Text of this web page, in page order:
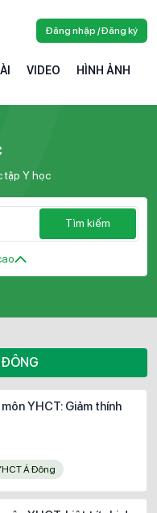
VIDEO HÌNH ẢNH
Đăng nhập / Đăng ký
tập Y học
Tìm kiếm
ĐÔNG
YHCT: Giảm thính
Á Đông